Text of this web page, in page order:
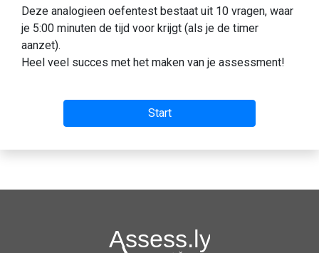
Deze analogieen oefentest bestaat uit 10 vragen, waar
je 5:00 minuten de tijd voor krijgt (als je de timer
aanzet).
Heel veel succes met het maken van je assessment!